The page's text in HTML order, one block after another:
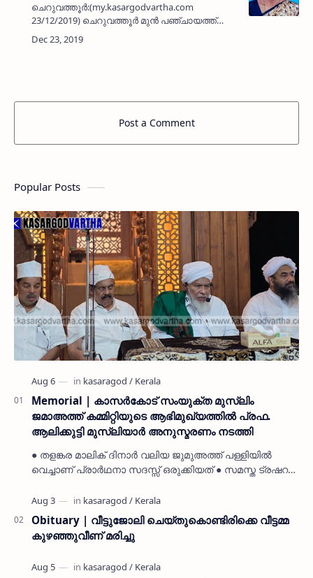
ചെറുവത്തൂര്‍:(my.kasargodvartha.com
23/12/2019) ചെറുവത്തൂര്‍ മുന്‍ പഞ്ചായത്ത്
പ്രസിഡണ്ട് നിര്യാതയായി. കാരിയില്‍
എരിഞ്ഞിക്കീലിലെ സി കാര്‍ത്യായനി(68)യാണ്
Post a Comment
Popular Posts
Memorial | കാസർകോട് സംയുക്ത മുസ്ലിം
ജമാഅത്ത് കമ്മിറ്റിയുടെ ആഭിമുഖ്യത്തിൽ പ്രഫ.
ആലിക്കുട്ടി മുസ്ലിയാർ അനുസ്മരണം നടത്തി
● തളങ്കര മാലിക് ദിനാർ വലിയ ജുമുഅത്ത് പള്ളിയിൽ
വെച്ചാണ് പ്രാർഥനാ സദസ്സ് ഒരുക്കിയത് ● സമസ്ത ട്രഷറർ
നൽകി കാസ…
Obituary | വീട്ടുജോലി ചെയ്തുകൊണ്ടിരിക്കെ വീട്ടമ്മ
കുഴഞ്ഞുവീണ് മരിച്ചു